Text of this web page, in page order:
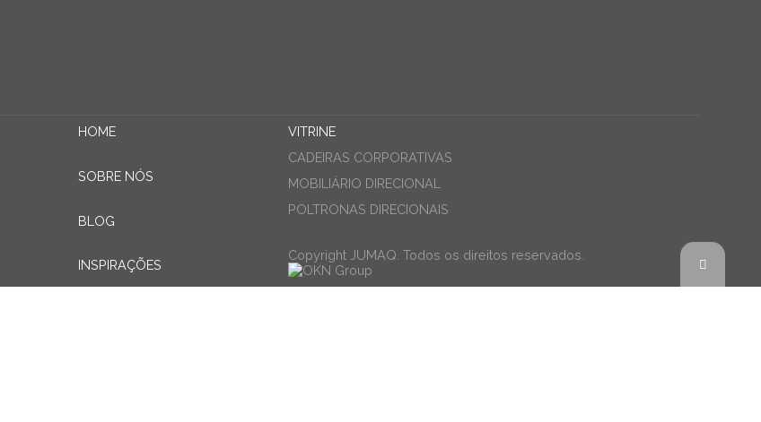
HOME
SOBRE NÓS
BLOG
INSPIRAÇÕES
VITRINE
CADEIRAS CORPORATIVAS
MOBILIÁRIO DIRECIONAL
POLTRONAS DIRECIONAIS
Copyright JUMAQ. Todos os direitos reservados.